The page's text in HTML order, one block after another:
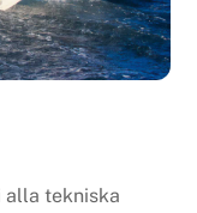
alla tekniska